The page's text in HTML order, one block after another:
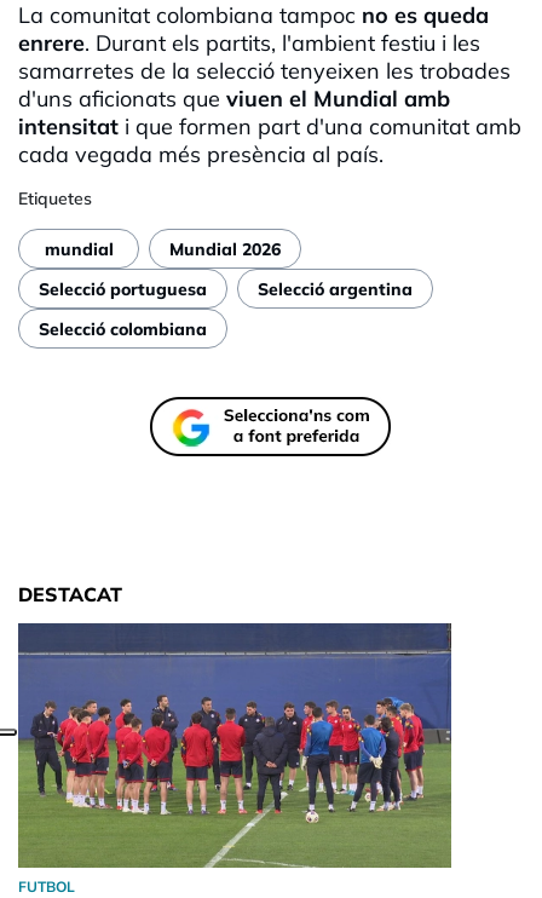
La comunitat colombiana tampoc no es queda
enrere. Durant els partits, l'ambient festiu i les
samarretes de la selecció tenyeixen les trobades
d'uns aficionats que viuen el Mundial amb
intensitat i que formen part d'una comunitat amb
cada vegada més presència al país.
Etiquetes
mundial
Mundial 2026
Selecció portuguesa
Selecció argentina
Selecció colombiana
DESTACAT
FUTBOL